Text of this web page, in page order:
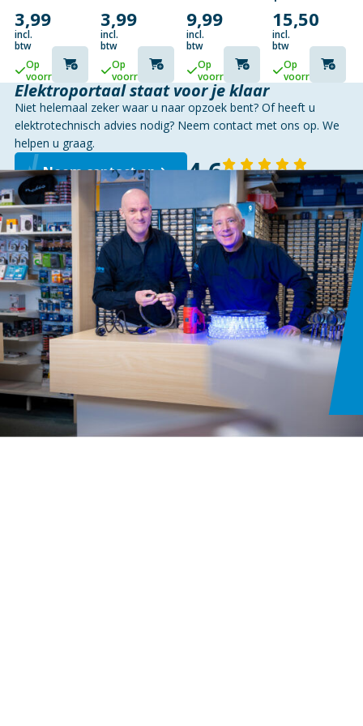
3,99
incl.
btw
Op
voorraad
BTV01
CAI-
EINDDOOS
3,99
incl.
btw
Op
voorraad
9,99
incl.
btw
Op
voorraad
STEREO
–
2×6.3MM
MONO
| 3
METER
15,50
incl.
btw
Op
voorraad
Elektroportaal staat voor je klaar
Niet helemaal zeker waar u naar opzoek bent? Of heeft u
elektrotechnisch advies nodig? Neem contact met ons op. We
helpen u graag.
Neem contact op 4,6 143 reviews